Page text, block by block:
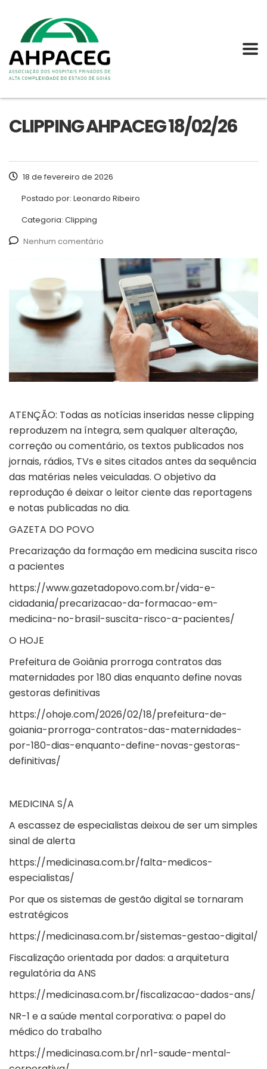
CLIPPING AHPACEG 18/02/26
18 de fevereiro de 2026
Postado por: Leonardo Ribeiro
Categoria: Clipping
Nenhum comentário
ATENÇÃO: Todas as notícias inseridas nesse clipping
reproduzem na íntegra, sem qualquer alteração,
correção ou comentário, os textos publicados nos
jornais, rádios, TVs e sites citados antes da sequência
das matérias neles veiculadas. O objetivo da
reprodução é deixar o leitor ciente das reportagens
e notas publicadas no dia.
GAZETA DO POVO
Precarização da formação em medicina suscita risco
a pacientes
https://www.gazetadopovo.com.br/vida-e-
cidadania/precarizacao-da-formacao-em-
medicina-no-brasil-suscita-risco-a-pacientes/
O HOJE
Prefeitura de Goiânia prorroga contratos das
maternidades por 180 dias enquanto define novas
gestoras definitivas
https://ohoje.com/2026/02/18/prefeitura-de-
goiania-prorroga-contratos-das-maternidades-
por-180-dias-enquanto-define-novas-gestoras-
definitivas/
MEDICINA S/A
A escassez de especialistas deixou de ser um simples
sinal de alerta
https://medicinasa.com.br/falta-medicos-
especialistas/
Por que os sistemas de gestão digital se tornaram
estratégicos
https://medicinasa.com.br/sistemas-gestao-digital/
Fiscalização orientada por dados: a arquitetura
regulatória da ANS
https://medicinasa.com.br/fiscalizacao-dados-ans/
NR-1 e a saúde mental corporativa: o papel do
médico do trabalho
https://medicinasa.com.br/nr1-saude-mental-